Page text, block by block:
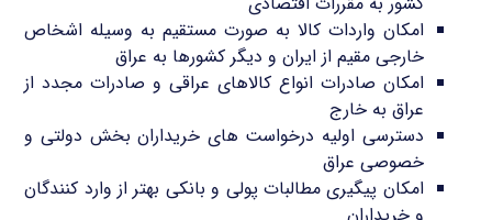
امکان واردات کالا به صورت مستقیم به وسیله اشخاص
خارجی مقیم از ایران و دیگر کشورها به عراق
امکان صادرات انواع کالاهای عراقی و صادرات مجدد از
عراق به خارج
دسترسی اولیه درخواست های خریداران بخش دولتی و
خصوصی عراق
امکان پیگیری مطالبات پولی و بانکی بهتر از وارد کنندگان